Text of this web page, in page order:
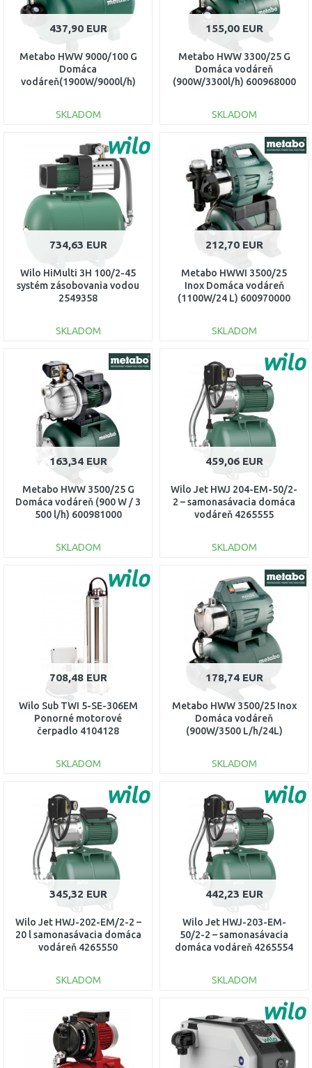
437,90 EUR
Metabo HWW 9000/100 G
Domáca
vodáreň(1900W/9000l/h)
SKLADOM
DO KOŠÍKA
Porovnať
155,00 EUR
Metabo HWW 3300/25 G
Domáca vodáreň
(900W/3300l/h) 600968000
SKLADOM
DO KOŠÍKA
Porovnať
734,63 EUR
Wilo HiMulti 3H 100/2-45
systém zásobovania vodou
2549358
SKLADOM
DO KOŠÍKA
Porovnať
212,70 EUR
Metabo HWWI 3500/25
Inox Domáca vodáreň
(1100W/24 L) 600970000
SKLADOM
DO KOŠÍKA
Porovnať
163,34 EUR
Metabo HWW 3500/25 G
Domáca vodáreň (900 W / 3
500 l/h) 600981000
SKLADOM
DO KOŠÍKA
Porovnať
459,06 EUR
Wilo Jet HWJ 204-EM-50/2-
2 – samonasávacia domáca
vodáreň 4265555
SKLADOM
DO KOŠÍKA
Porovnať
708,48 EUR
Wilo Sub TWI 5-SE-306EM
Ponorné motorové
čerpadlo 4104128
SKLADOM
DO KOŠÍKA
Porovnať
178,74 EUR
Metabo HWW 3500/25 Inox
Domáca vodáreň
(900W/3500 L/h/24L)
SKLADOM
DO KOŠÍKA
Porovnať
345,32 EUR
Wilo Jet HWJ-202-EM/2-2 –
20 l samonasávacia domáca
vodáreň 4265550
SKLADOM
DO KOŠÍKA
Porovnať
442,23 EUR
Wilo Jet HWJ-203-EM-
50/2-2 – samonasávacia
domáca vodáreň 4265554
SKLADOM
DO KOŠÍKA
Porovnať